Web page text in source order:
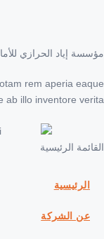
إياد الحرازي للأمان
totam rem aperia
ab illo inventore
الرئيسية
الشركة